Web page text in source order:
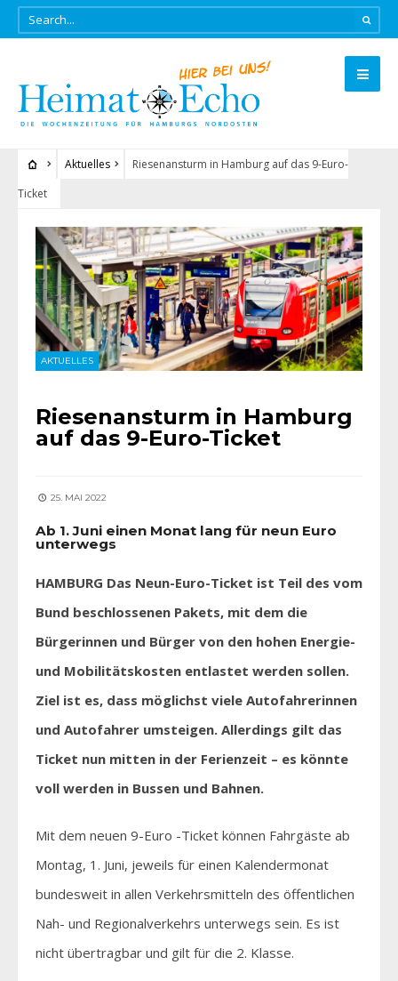
Aktuelles
Riesenansturm in Hamburg auf das 9-Euro-
Ticket
AKTUELLES
Riesenansturm in Hamburg
auf das 9-Euro-Ticket
25. MAI 2022
Ab 1. Juni einen Monat lang für neun Euro
unterwegs
HAMBURG Das Neun-Euro-Ticket ist Teil des vom
Bund beschlossenen Pakets, mit dem die
Bürgerinnen und Bürger von den hohen Energie-
und Mobilitätskosten entlastet werden sollen.
Ziel ist es, dass möglichst viele Autofahrerinnen
und Autofahrer umsteigen. Allerdings gilt das
Ticket nun mitten in der Ferienzeit – es könnte
voll werden in Bussen und Bahnen.
Mit dem neuen 9-Euro -Ticket können Fahrgäste ab
Montag, 1. Juni, jeweils für einen Kalendermonat
bundesweit in allen Verkehrsmitteln des öffentlichen
Nah- und Regionalverkehrs unterwegs sein. Es ist
nicht übertragbar und gilt für die 2. Klasse.